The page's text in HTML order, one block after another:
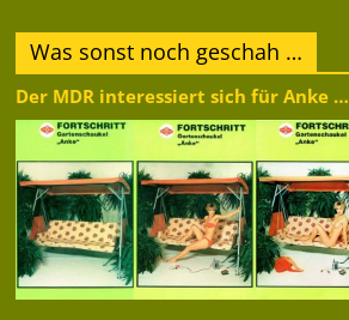
Was sonst noch geschah …
Der MDR interessiert sich für Anke …